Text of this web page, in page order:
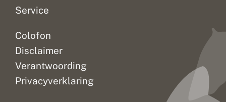
Service
Colofon
Disclaimer
Verantwoording
Privacyverklaring